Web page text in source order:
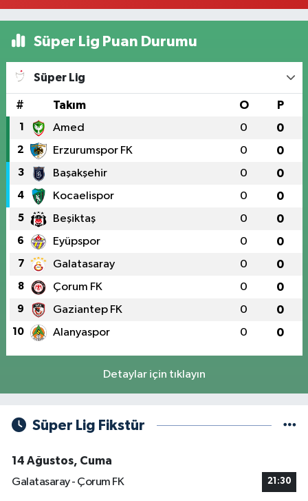
Süper Lig Puan Durumu
Süper Lig
# Takım O P
1 Amed 0 0
2 Erzurumspor FK 0 0
3 Başakşehir 0 0
4 Kocaelispor 0 0
5 Beşiktaş 0 0
6 Eyüpspor 0 0
7 Galatasaray 0 0
8 Çorum FK 0 0
9 Gaziantep FK 0 0
10 Alanyaspor 0 0
Detaylar için tıklayın
Süper Lig Fikstür
14 Ağustos, Cuma
Galatasaray - Çorum FK
21:30